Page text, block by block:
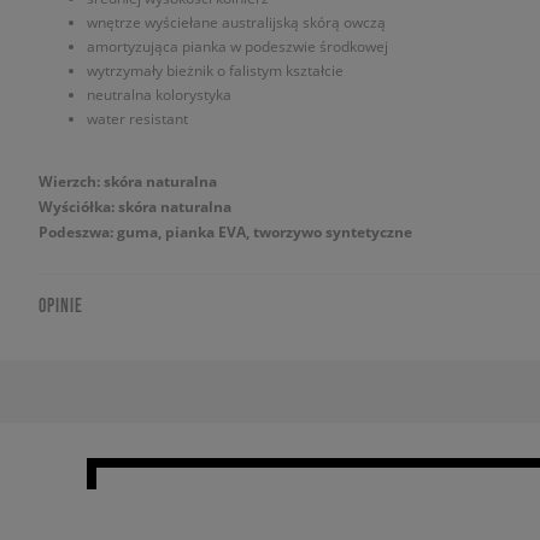
wnętrze wyściełane australijską skórą owczą
amortyzująca pianka w podeszwie środkowej
wytrzymały bieżnik o falistym kształcie
neutralna kolorystyka
water resistant
Wierzch: skóra naturalna
Wyściółka: skóra naturalna
Podeszwa: guma, pianka EVA, tworzywo syntetyczne
OPINIE